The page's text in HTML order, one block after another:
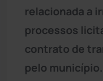
relacionada a
processos
contrato de
pelo município.